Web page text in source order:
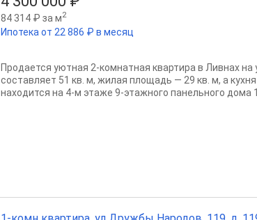
84 314 ₽ за м2
Ипотека от 22 886 ₽ в месяц
Продается уютная 2-комнатная квартира в Ливнах
составляет 51 кв. м, жилая площадь — 29 кв. м, а
находится на 4-м этаже 9-этажного панельного дома